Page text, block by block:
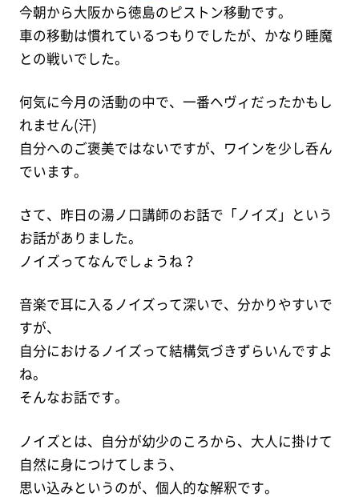
今朝から大阪から徳島のピストン移動です。
車の移動は慣れているつもりでしたが、かなり睡魔
との戦いでした。
何気に今月の活動の中で、一番ヘヴィだったかもし
れません(汗)
自分へのご褒美ではないですが、ワインを少し呑ん
でいます。
さて、昨日の湯ノ口講師のお話で「ノイズ」という
お話がありました。
ノイズってなんでしょうね？
音楽で耳に入るノイズって深いで、分かりやすいで
すが、
自分におけるノイズって結構気づきずらいんですよ
ね。
そんなお話です。
ノイズとは、自分が幼少のころから、大人に掛けて
自然に身につけてしまう、
思い込みというのが、個人的な解釈です。